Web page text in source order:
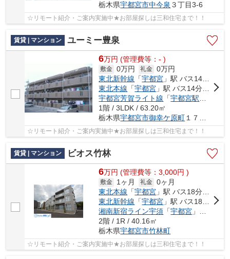
栃木県宇都宮市中今泉 ３丁目3-6
☆リモート紹介・ご案内実施中★お部屋探しは三和住宅まで！！
賃貸 | マンション ユーミー豊泉
6万円 (管理費等：- )
敷金 0万円 礼金 0万円
東北新幹線 「宇都宮 」駅 バス14分 「御幸ヶ原南」 停歩5分車11分 3.8km
東北本線 「宇都宮 」駅 バス14分 「御幸ヶ原南」 停歩5分
宇都宮芳賀ライト線 「宇都宮駅東口
1階 / 3LDK / 63.20㎡
栃木県宇都宮市御幸ケ原町１７７-２
☆リモート紹介・ご案内実施中★お部屋探しは三和住宅まで！！
賃貸 | マンション ビオス竹林
6万円 (管理費等：3,000円 )
敷金 1ヶ月 礼金 0ヶ月
東北本線 「宇都宮 」駅 バス18分 「豊郷南小学校前」 停歩8分
東北新幹線 「宇都宮 」駅 バス18分 「豊郷南小学校前」 停歩8分
湘南新宿ライン宇須 「宇都宮 」駅 バス18分 「豊郷南小学校前」 停歩8分
2階 / 1R / 40.16㎡
栃木県宇都宮市竹林町
☆リモート紹介・ご案内実施中★お部屋探しは三和住宅まで！！